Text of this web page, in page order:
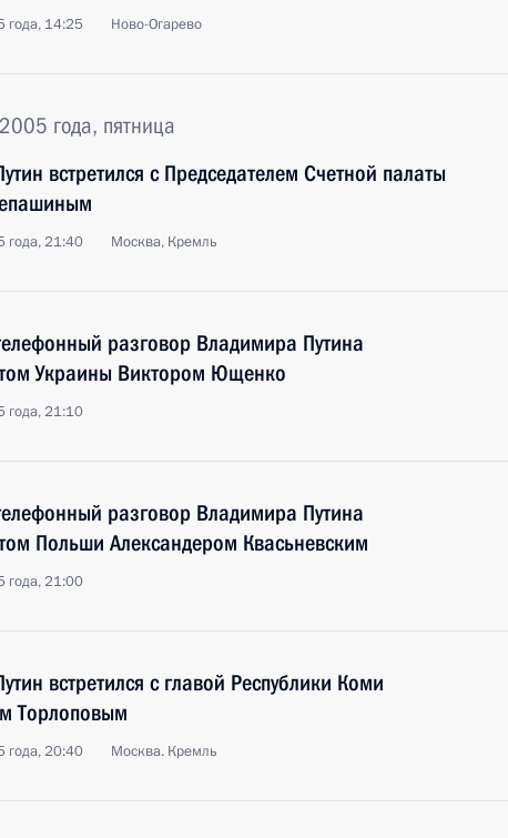
года, 14:25 Ново-Огарево
года, пятница
встретился с Председателем Счетной палаты
года, 21:40 Москва, Кремль
разговор Владимира Путина
Украины Виктором Ющенко
года, 21:10
разговор Владимира Путина
Польши Александером Квасьневским
года, 21:00
встретился с главой Республики Коми
Торлоповым
года, 20:40 Москва. Кремль